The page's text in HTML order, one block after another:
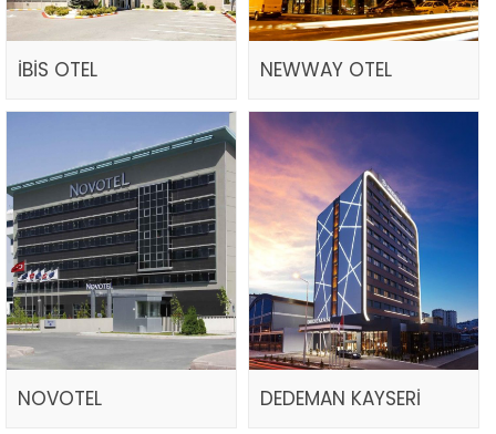
İBİS OTEL NEWWAY OTEL
NOVOTEL DEDEMAN KAYSERİ